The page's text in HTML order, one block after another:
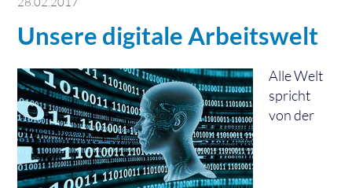
Unsere digitale Arbeitswelt
Alle Welt
spricht
von der